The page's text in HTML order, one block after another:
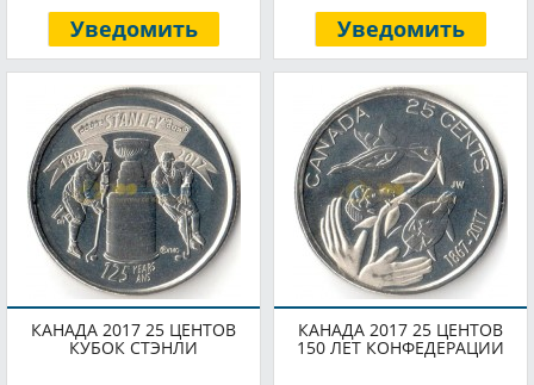
Уведомить Уведомить
КАНАДА 2017 25 ЦЕНТОВ
КУБОК СТЭНЛИ
КАНАДА 2017 25 ЦЕНТОВ
150 ЛЕТ КОНФЕДЕРАЦИИ